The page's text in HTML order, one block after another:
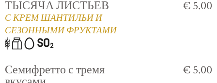
ТЫСЯЧА ЛИСТЬЕВ
С КРЕМ ШАНТИЛЬИ И
СЕЗОННЫМИ ФРУКТАМИ
€ 5.00
Семифретто с тремя € 5.00